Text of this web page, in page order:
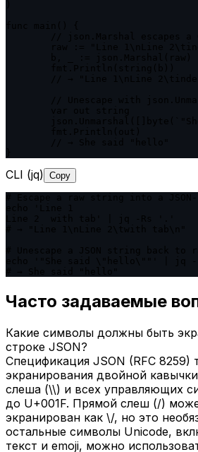
CLI (jq) Copy
Часто задаваемые
Какие символы должны быть
строке JSON?
Спецификация JSON (RFC 8259)
экранирования двойной
слеша (\\) и всех управляющих
до U+001F. Прямой слеш (/)
экранирован как \/, но это
остальные символы Unicode,
текст и emoji, можно